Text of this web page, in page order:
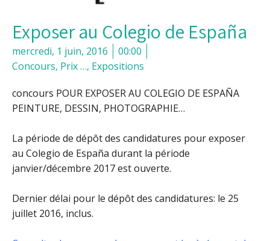
Exposer au Colegio de España
mercredi, 1 juin, 2016
00:00
Concours, Prix …, Expositions
concours POUR EXPOSER AU COLEGIO DE ESPAÑA
PEINTURE, DESSIN, PHOTOGRAPHIE…
La période de dépôt des candidatures pour exposer
au Colegio de España durant la période
janvier/décembre 2017 est ouverte.
Dernier délai pour le dépôt des candidatures: le 25
juillet 2016, inclus.